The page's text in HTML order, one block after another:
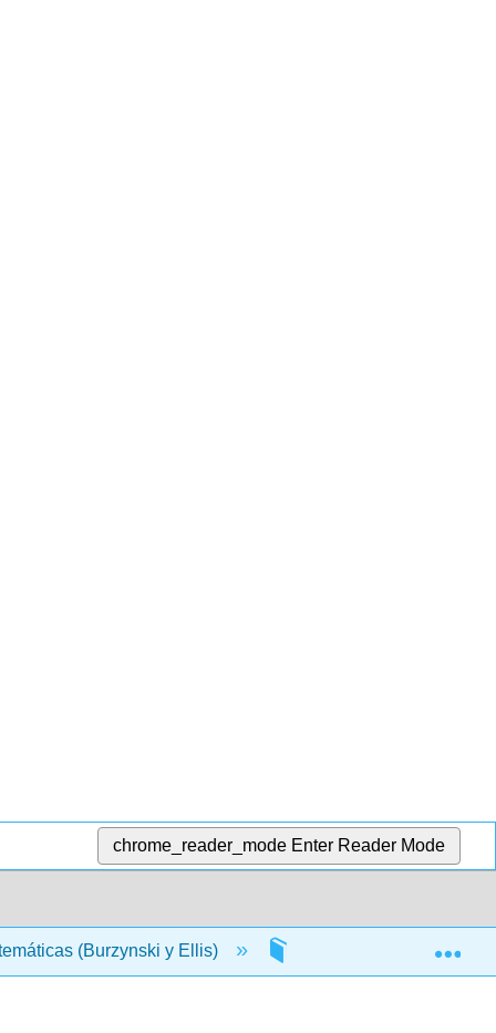
chrome_reader_mode Enter Reader Mode
(Burzynski y Ellis) 3: Exponentes, raíces